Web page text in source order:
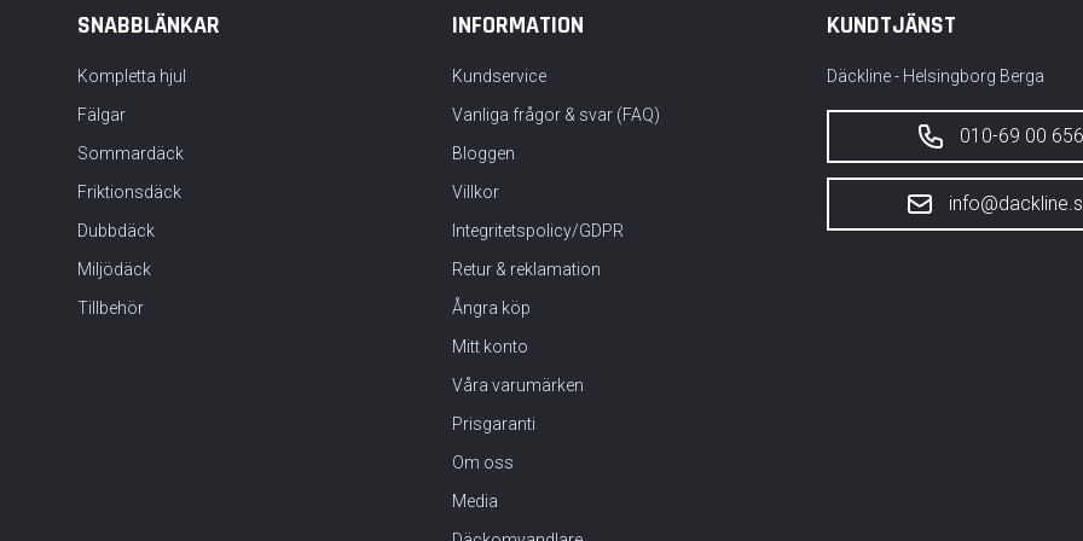
SNABBLÄNKAR
Kompletta hjul
Fälgar
Sommardäck
Friktionsdäck
Dubbdäck
Miljödäck
Tillbehör
INFORMATION
Kundservice
Vanliga frågor & svar (FAQ)
Bloggen
Villkor
Integritetspolicy/GDPR
Retur & reklamation
Ångra köp
Mitt konto
Våra varumärken
Prisgaranti
Om oss
Media
KUNDTJÄNST
Däckline - Helsingborg Berga
010-69 00 656